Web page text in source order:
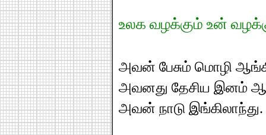
உலக வழக்கும் உன்
அவன் பேசும் மொழி
அவனது தேசிய இனம்
அவன் நாடு இங்கிலாந்து.